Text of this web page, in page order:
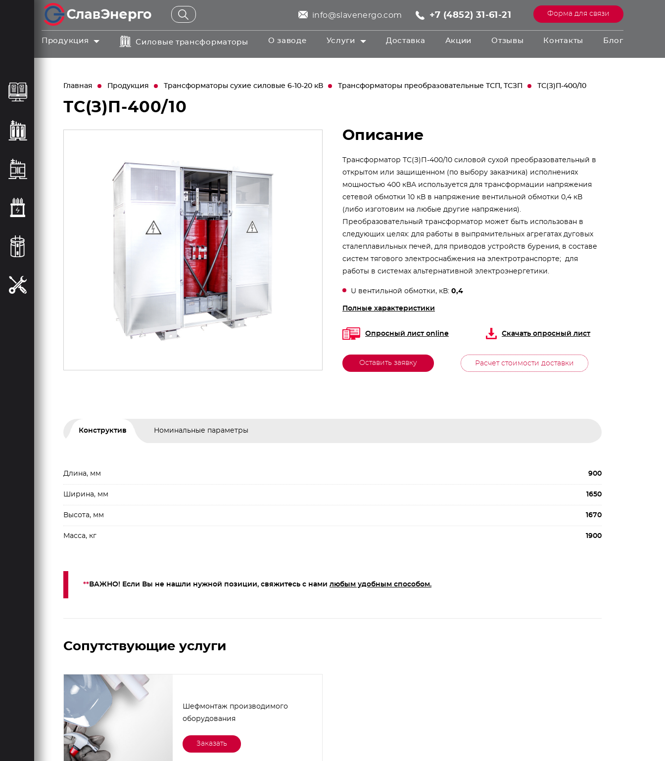
Форма для связи
info@slavenergo.com +7 (4852) 31-61-21
Продукция Силовые трансформаторы О заводе Услуги Доставка Акции Отзывы Контакты Блог
Главная Продукция Трансформаторы сухие силовые 6-10-20 кВ Трансформаторы преобразовательные ТСП, ТСЗП ТС(З)П-400/10
ТС(З)П-400/10
Описание
Трансформатор ТС(З)П-400/10 силовой сухой преобразовательный в
открытом или защищенном (по выбору заказчика) исполнениях
мощностью 400 кВА используется для трансформации напряжения
сетевой обмотки 10 кВ в напряжение вентильной обмотки 0,4 кВ
(либо изготовим на любые другие напряжения).
Преобразовательный трансформатор может быть использован в
следующих целях: для работы в выпрямительных агрегатах дуговых
сталеплавильных печей, для приводов устройств бурения, в составе
систем тягового электроснабжения на электротранспорте; для
работы в системах альтернативной электроэнергетики.
U вентильной обмотки, кВ: 0,4
Полные характеристики
Опросный лист online Скачать опросный лист
Оставить заявку Расчет стоимости доставки
Конструктив Номинальные параметры
Длина, мм 900
Ширина, мм 1650
Высота, мм 1670
Масса, кг 1900
** ВАЖНО! Если Вы не нашли нужной позиции, свяжитесь с нами любым удобным способом.
Сопутствующие услуги
Шефмонтаж производимого
оборудования
Заказать